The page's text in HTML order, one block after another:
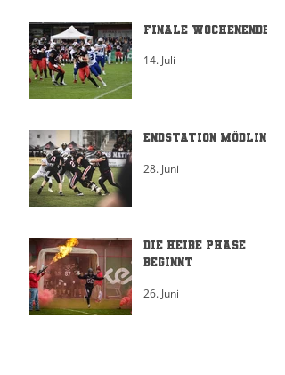
Finale Wochenenden
14. Juli
Endstation Mödling
28. Juni
Die heiße Phase
beginnt
26. Juni